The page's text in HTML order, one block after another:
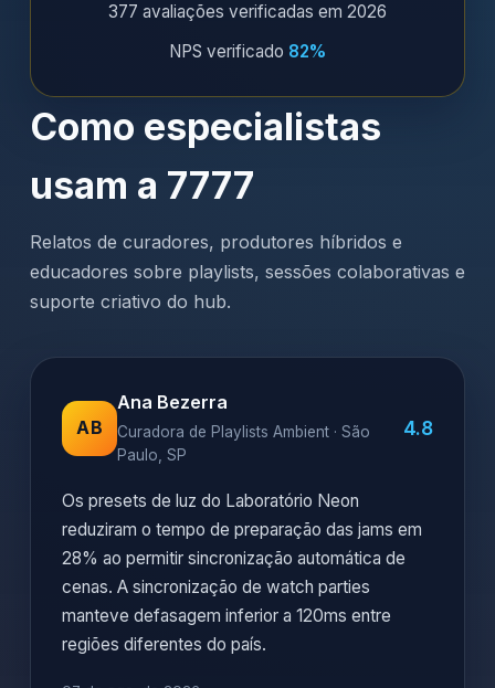
377 avaliações verificadas em 2026
NPS verificado 82%
Como especialistas
usam a 7777
Relatos de curadores, produtores híbridos e
educadores sobre playlists, sessões colaborativas e
suporte criativo do hub.
AB
Ana Bezerra
Curadora de Playlists Ambient · São
Paulo, SP
4.8
Os presets de luz do Laboratório Neon
reduziram o tempo de preparação das jams em
28% ao permitir sincronização automática de
cenas. A sincronização de watch parties
manteve defasagem inferior a 120ms entre
regiões diferentes do país.